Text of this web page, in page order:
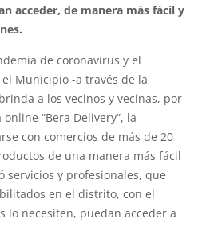
acceder, de manera más fácil y
de coronavirus y el
Municipio -a través de la
a los vecinos y vecinas, por
“Bera Delivery”, la
con comercios de más de 20
de una manera más fácil
servicios y profesionales, que
en el distrito, con el
lo necesiten, puedan acceder a